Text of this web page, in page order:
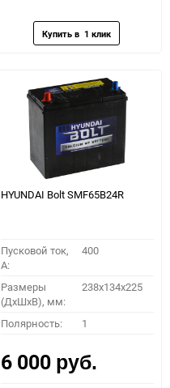
HYUNDAI Bolt SMF65B24R
Пусковой ток,
A:
400
Размеры
(ДхШхВ), мм:
238х134х225
Полярность: 1
6 000 руб.